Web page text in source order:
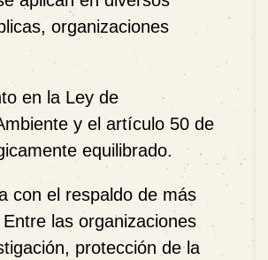
organizaciones
en la Ley de
y el artículo 50 de
equilibrado.
con el respaldo de más
las organizaciones
protección de la